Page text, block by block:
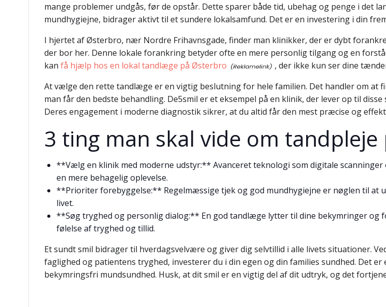
mange problemer undgås, før de opstår. Dette sparer både tid, ubehag og penge i det
mundhygiejne, bidrager aktivt til et sundere lokalsamfund. Det er en investering i din
I hjertet af Østerbro, nær Nordre Frihavnsgade, finder man klinikker, der er dybt
der bor her. Denne lokale forankring betyder ofte en mere personlig tilgang og en
kan få hjælp hos en lokal tandlæge på Østerbro
, der ikke kun ser dine
At vælge den rette tandlæge er en vigtig beslutning for hele familien. Det handler om at
man får den bedste behandling. De5smil er et eksempel på en klinik, der lever op til
Deres engagement i moderne diagnostik sikrer, at du altid får den mest præcise og
3 ting man skal vide om
**Vælg en klinik med moderne udstyr:** Avanceret teknologi som digitale
en mere behagelig oplevelse.
**Prioriter forebyggelse:** Regelmæssige tjek og god mundhygiejne er nøglen til at
livet.
**Søg tryghed og personlig dialog:** En god tandlæge lytter til dine bekymringer
følelse af tryghed og tillid.
Et sundt smil bidrager til hverdagsvelvære og giver dig selvtillid i alle livets situationer.
faglighed og patientens tryghed, investerer du i din egen og din families sundhed. Det
bekymringsfri mundsundhed. Husk, at dit smil er en vigtig del af dit udtryk, og det